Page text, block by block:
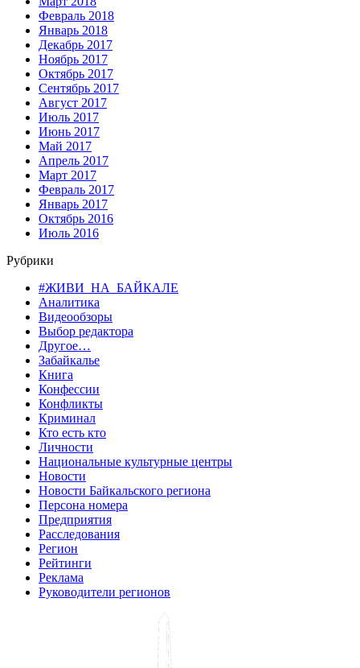
Февраль 2018
Январь 2018
Декабрь 2017
Ноябрь 2017
Октябрь 2017
Сентябрь 2017
Август 2017
Июль 2017
Июнь 2017
Май 2017
Апрель 2017
Март 2017
Февраль 2017
Январь 2017
Октябрь 2016
Июль 2016
Рубрики
#ЖИВИ_НА_БАЙКАЛЕ
Аналитика
Видеообзоры
Выбор редактора
Другое…
Забайкалье
Книга
Конфессии
Конфликты
Криминал
Кто есть кто
Личности
Национальные культурные центры
Новости
Новости Байкальского региона
Персона номера
Предприятия
Расследования
Регион
Рейтинги
Реклама
Руководители регионов